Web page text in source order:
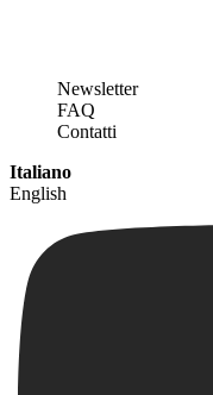
Newsletter
FAQ
Contatti
Italiano
English